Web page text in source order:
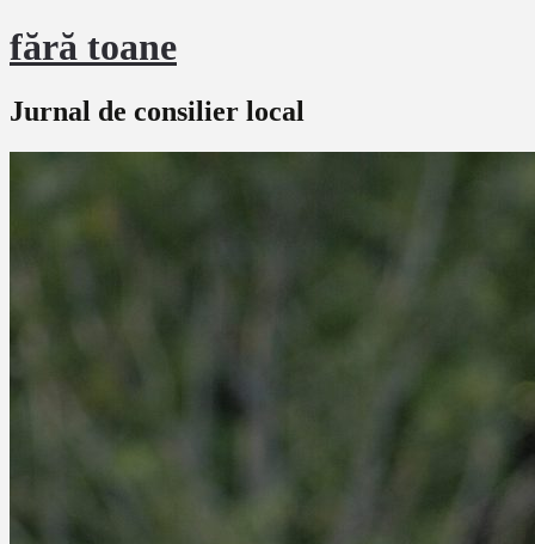
fără toane
Jurnal de consilier local